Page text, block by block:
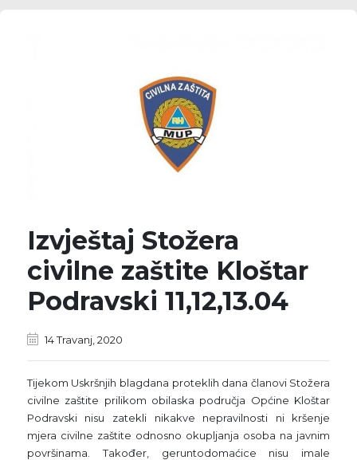
Izvještaj Stožera
civilne zaštite Kloštar
Podravski 11,12,13.04
14 Travanj, 2020
Tijekom Uskršnjih blagdana proteklih dana članovi Stožera
civilne zaštite prilikom obilaska područja Općine Kloštar
Podravski nisu zatekli nikakve nepravilnosti ni kršenje
mjera civilne zaštite odnosno okupljanja osoba na javnim
površinama. Također, geruntodomaćice nisu imale